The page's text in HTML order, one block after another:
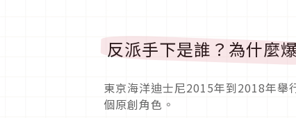
反派手下是誰？為什麼
東京海洋迪士尼2015年到2018年舉
個原創角色。